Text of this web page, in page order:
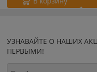
УЗНАВАЙТЕ О НАШИХ
ПЕРВЫМИ!